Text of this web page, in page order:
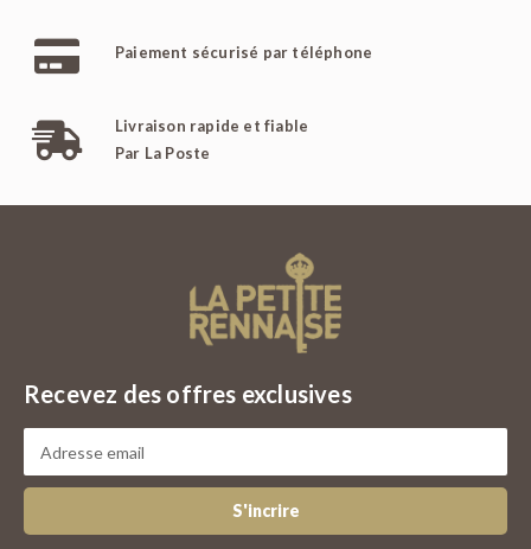
Paiement sécurisé par téléphone
Livraison rapide et fiable
Par La Poste
Recevez des offres exclusives
S'incrire